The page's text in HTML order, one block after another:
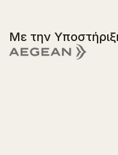
Με την